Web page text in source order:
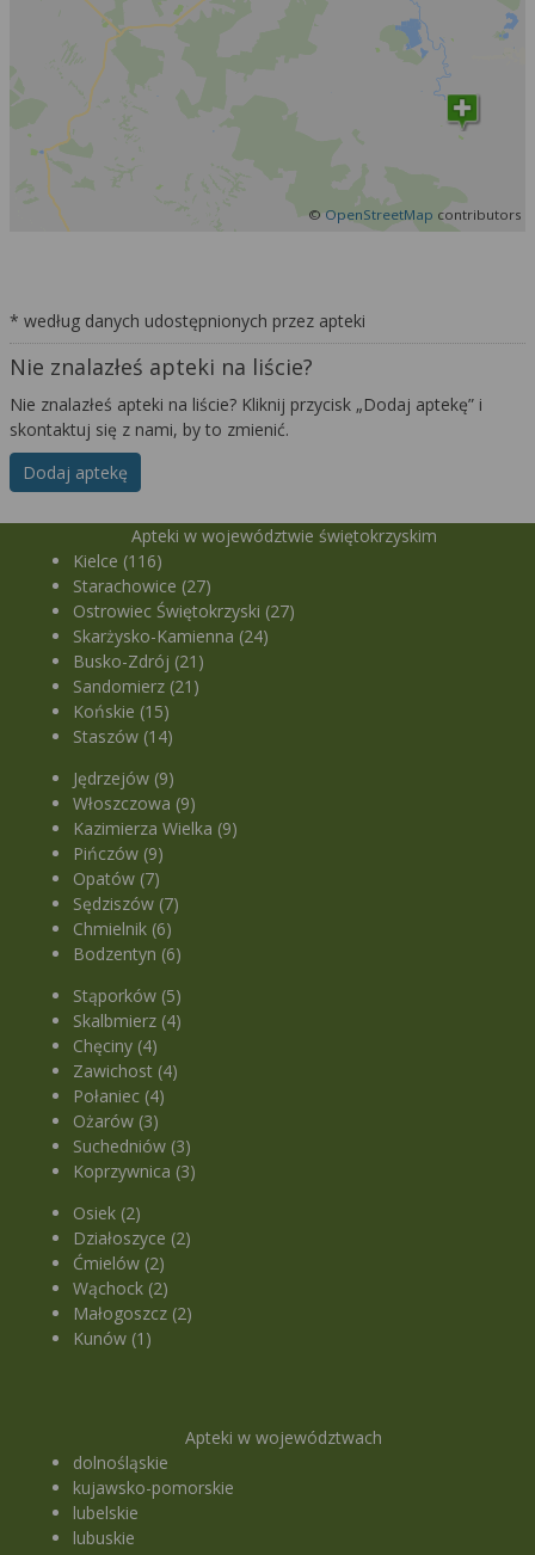
© OpenStreetMap contributors
* według danych udostępnionych przez apteki
Nie znalazłeś apteki na liście?
Nie znalazłeś apteki na liście? Kliknij przycisk „Dodaj aptekę” i
skontaktuj się z nami, by to zmienić.
Dodaj aptekę
Apteki w województwie świętokrzyskim
Kielce (116)
Starachowice (27)
Ostrowiec Świętokrzyski (27)
Skarżysko-Kamienna (24)
Busko-Zdrój (21)
Sandomierz (21)
Końskie (15)
Staszów (14)
Jędrzejów (9)
Włoszczowa (9)
Kazimierza Wielka (9)
Pińczów (9)
Opatów (7)
Sędziszów (7)
Chmielnik (6)
Bodzentyn (6)
Stąporków (5)
Skalbmierz (4)
Chęciny (4)
Zawichost (4)
Połaniec (4)
Ożarów (3)
Suchedniów (3)
Koprzywnica (3)
Osiek (2)
Działoszyce (2)
Ćmielów (2)
Wąchock (2)
Małogoszcz (2)
Kunów (1)
Apteki w województwach
dolnośląskie
kujawsko-pomorskie
lubelskie
lubuskie